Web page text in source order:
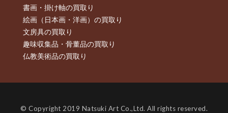
書画・掛け軸の買取り
絵画（日本画・洋画）の買取り
文房具の買取り
趣味収集品・骨董品の買取り
仏教美術品の買取り
© Copyright 2019 Natsuki Art Co.,Ltd. All rights reserved.